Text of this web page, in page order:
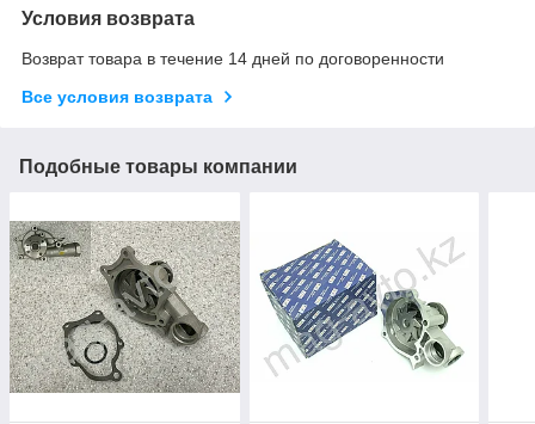
Условия возврата
Возврат товара в течение 14 дней по договоренности
Все условия возврата
Подобные товары компании